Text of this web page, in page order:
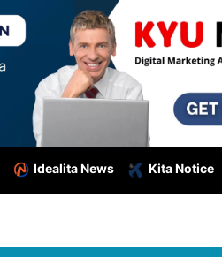
Idealita News Kita Notice